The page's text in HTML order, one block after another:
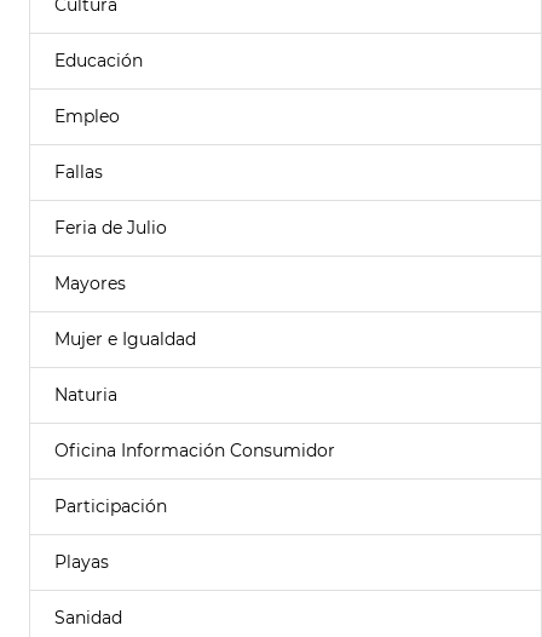
Educación
Empleo
Fallas
Feria de Julio
Mayores
Mujer e Igualdad
Naturia
Oficina Información Consumidor
Participación
Playas
Sanidad